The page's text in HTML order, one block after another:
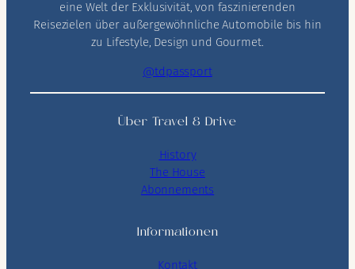
eine Welt der Exklusivität, von faszinierenden
Reisezielen über außergewöhnliche Automobile bis hin
zu Lifestyle, Design und Gourmet.
@tdpassport
Über Travel & Drive
History
The House
Abonnements
Informationen
Kontakt